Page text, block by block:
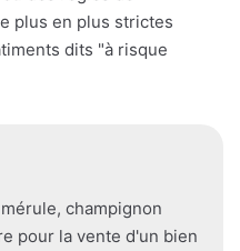
plus en plus strictes
dits "à risque
champignon
pour la vente d'un bien